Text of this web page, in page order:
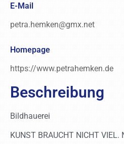
E-Mail
petra.hemken@gmx.net
Homepage
https://www.petrahemken.de
Beschreibung
Bildhauerei
KUNST BRAUCHT NICHT VIEL.